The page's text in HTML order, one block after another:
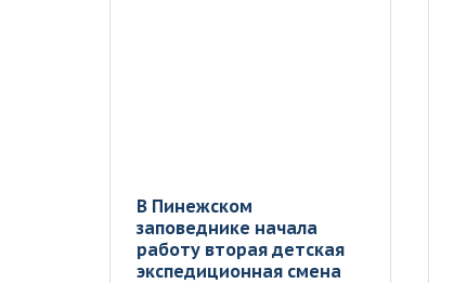
В Пинежском
заповеднике начала
работу вторая детская
экспедиционная смена